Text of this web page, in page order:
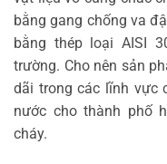
bằng gang chống va
bằng thép loại AISI
trường. Cho nên sản
dãi trong các lĩnh vực
nước cho thành phố
cháy.